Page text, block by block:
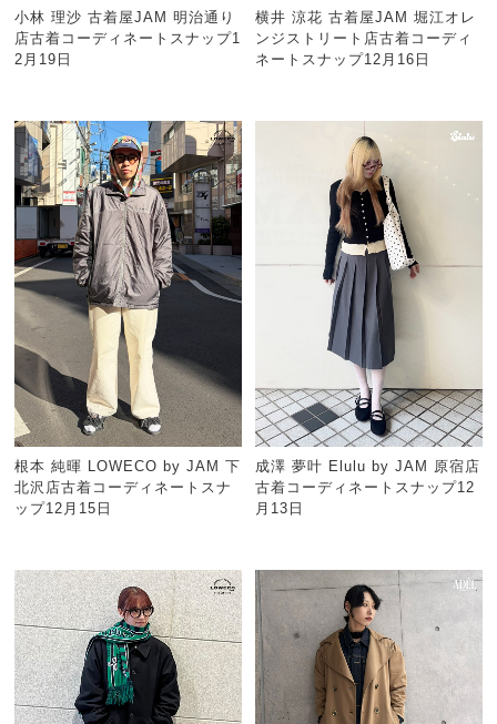
小林 理沙 古着屋JAM 明治通り
店古着コーディネートスナップ1
2月19日
横井 涼花 古着屋JAM 堀江オレ
ンジストリート店古着コーディ
ネートスナップ12月16日
根本 純暉 LOWECO by JAM 下
北沢店古着コーディネートスナ
ップ12月15日
成澤 夢叶 Elulu by JAM 原宿店
古着コーディネートスナップ12
月13日